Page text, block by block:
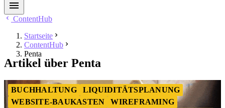
ContentHub
Startseite
ContentHub
Penta
Artikel über Penta
BUCHHALTUNG
LIQUIDITÄTSPLANUNG
WEBSITE-BAUKASTEN
WIREFRAMING